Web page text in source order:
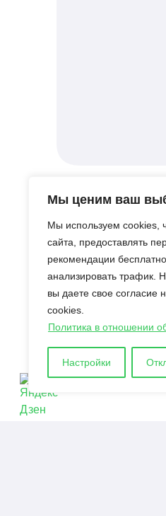
Мы ценим ваш
Мы используем cookies,
сайта, предоставлять
рекомендации
анализировать трафик.
вы даете свое согласие
cookies.
Политика в отношении
Настройки
в
цели
Как